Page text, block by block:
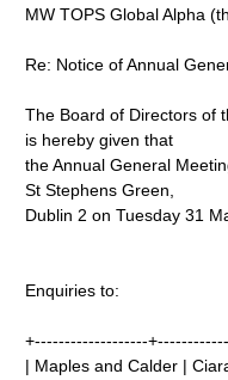
MW TOPS Global Alpha
Re: Notice of Annual
The Board of Directors of
is hereby given that
the Annual General
St Stephens Green,
Dublin 2 on Tuesday 31
Enquiries to:
+-------------------
| Maples and Calder |